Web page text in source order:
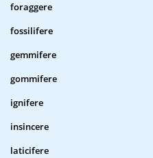
foraggere
fossilifere
gemmifere
gommifere
ignifere
insincere
laticifere